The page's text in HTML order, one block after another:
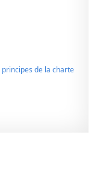
principes de la charte